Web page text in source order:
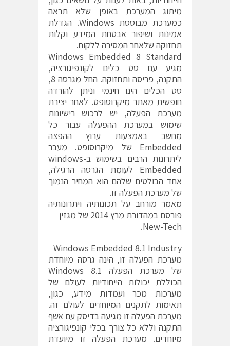
מיתוג המערכת באופן שלא תראה
כמערכת מבוססת Windows. הגדלת
אמינות ושיפור אבטחת המידע וקלות
תחזוקה שלאחר המסירה ללקוח.
Windows Embedded 8 Standard
מגיע עם סט כלים לקונפיגורציה,
התקנה, פריסה ותחזוקה. החל מגרסה 8,
סט הכלים הינו חינמי וניתן להורדה
חופשית מאתר מיקרוסופט. לאחר יצירת
מערכת הפעלה, יש לרכוש רישיונות
שימוש במערכת ההפעלה עבור כל
מחשב באמצעות ערוץ ההפצה
Embedded של מיקרוסופט. מעבר
ליתרונות הרבים בשימוש ב-windows
Embedded לעומת הגרסה הרגילה,
אחד הבולטים שלהם הוא המחיר הנמוך
של מערכת הפעלה זו.
מאמר מורחב על תכונותיה ויתרונותיה
פורסם במהדורת מרץ 2014 של מגזין
New-Tech.
Windows Embedded 8.1 Industry
מערכת הפעלה זו, הינה גרסה מיוחדת
של מערכת הפעלה Windows 8.1
הכוללת יכולות הייחודיות לעולם של
מערכות מכר ועמדות מידע, כגון,
תאימות לתקנים המיוחדים לעולם זה.
מערכת הפעלה זו מגיעה בדיסק עם אשף
התקנה וללא כל צורך בכלי קונפיגורציה
מיוחדים. מערכת הפעלה זו מיועדת